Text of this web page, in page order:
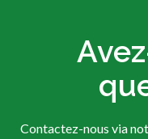
Contactez-nous via